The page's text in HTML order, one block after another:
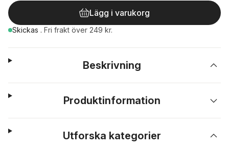
Lägg i varukorg
Skickas . Fri frakt över 249 kr.
Beskrivning
Produktinformation
Utforska kategorier